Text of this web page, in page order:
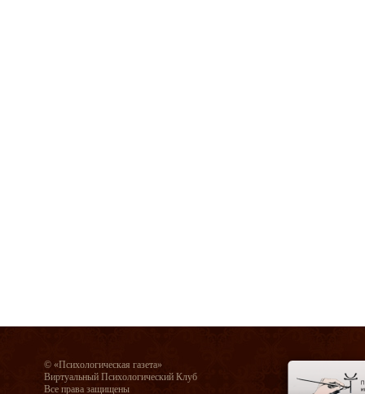
© «Психологическая газета»
Виртуальный Психологический Клуб
Все права защищены